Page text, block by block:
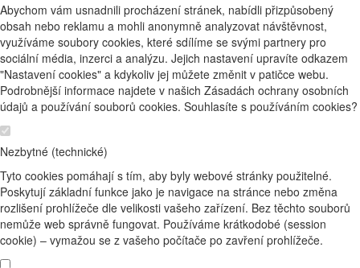
Abychom vám usnadnili procházení stránek, nabídli přizpůsobený
obsah nebo reklamu a mohli anonymně analyzovat návštěvnost,
využíváme soubory cookies, které sdílíme se svými partnery pro
sociální média, inzerci a analýzu. Jejich nastavení upravíte odkazem
"Nastavení cookies" a kdykoliv jej můžete změnit v patičce webu.
Podrobnější informace najdete v našich Zásadách ochrany osobních
údajů a používání souborů cookies. Souhlasíte s používáním cookies?
Nezbytné (technické)
Tyto cookies pomáhají s tím, aby byly webové stránky použitelné.
Poskytují základní funkce jako je navigace na stránce nebo změna
rozlišení prohlížeče dle velikosti vašeho zařízení. Bez těchto souborů
nemůže web správně fungovat. Používáme krátkodobé (session
cookie) – vymažou se z vašeho počítače po zavření prohlížeče.